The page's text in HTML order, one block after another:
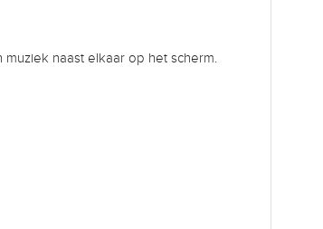
naast elkaar op het scherm.